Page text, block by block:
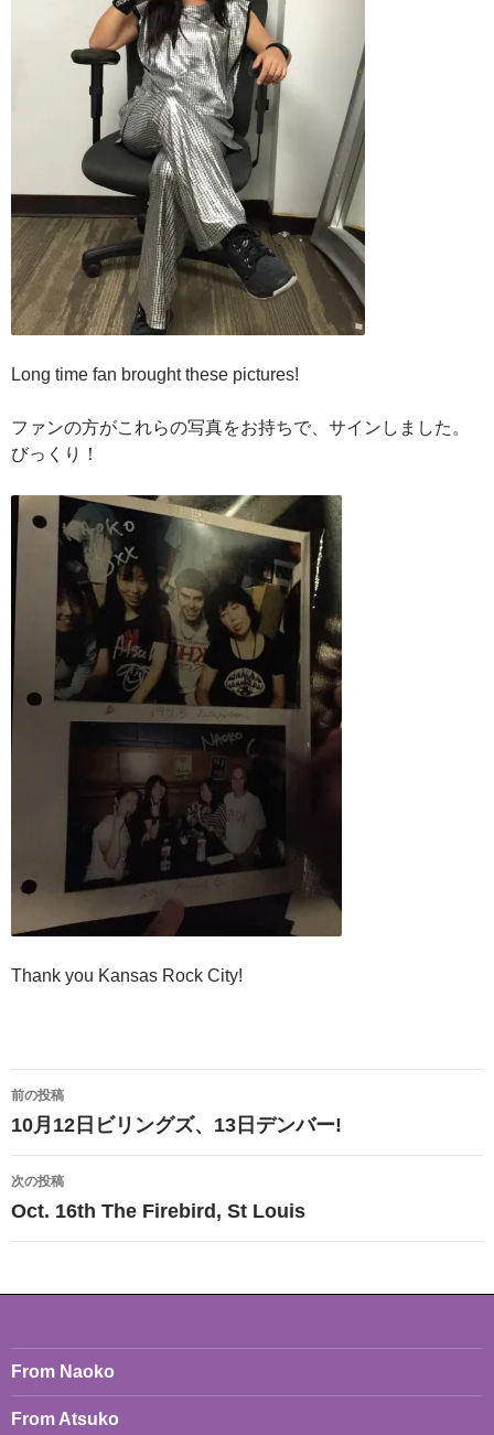
Long time fan brought these pictures!
ファンの方がこれらの写真をお持ちで、サインしました。
びっくり！
Thank you Kansas Rock City!
投
稿
ナ
ビ
ゲ
ョ
ン
前の投稿
10月12日ビリングズ、13日デンバー!
次の投稿
Oct. 16th The Firebird, St Louis
From Naoko
From Atsuko